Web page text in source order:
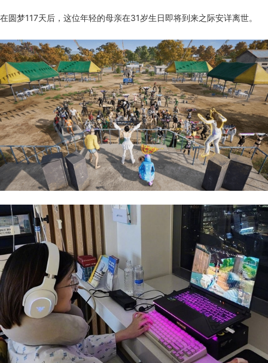
在圆梦117天后，这位年轻的母亲在31岁生日即将到来之际安详离世。